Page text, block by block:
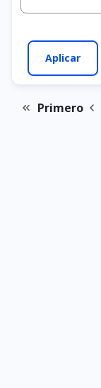
Paginación
Primera
Primero